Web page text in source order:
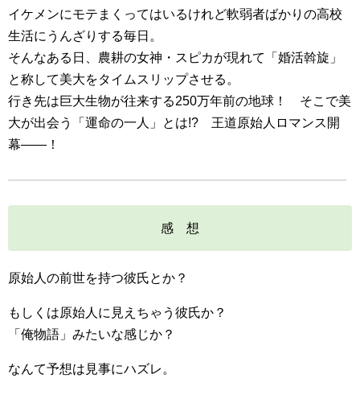
イケメンにモテまくってはいるけれど軟弱者ばかりの高校
生活にうんざりする毎日。
そんなある日、農耕の女神・スピカが現れて「婚活斡旋」
と称して美大をタイムスリップさせる。
行き先は巨大生物が往来する250万年前の地球！ そこで美
大が出会う「運命の一人」とは!? 王道原始人ロマンス開
幕――！
感 想
原始人の前世を持つ彼氏とか？
もしくは原始人に見えちゃう彼氏か？
「俺物語」みたいな感じか？
なんて予想は見事にハズレ。